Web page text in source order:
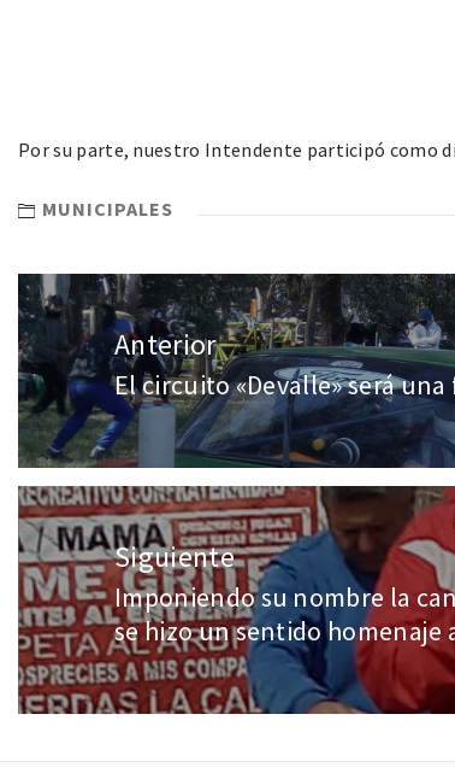
Por su parte, nuestro Intendente participó como
MUNICIPALES
Anterior
El circuito «Devalle» será
Siguiente
Imponiendo su nombre la
se hizo un sentido homenaje